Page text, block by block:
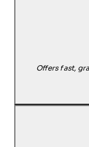
Offers fast,